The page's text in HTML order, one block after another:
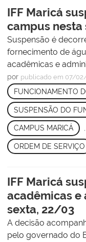
IFF Maricá
campus
Suspensão é
fornecimento de
acadêmicas e
por publicado em 07/
FUNCIONAMENTO
SUSPENSÃO DO
CAMPUS MARICÁ ,
ORDEM DE SERVIÇO
IFF Maricá
acadêmicas
sexta, 22/03
A decisão
pelo governado do